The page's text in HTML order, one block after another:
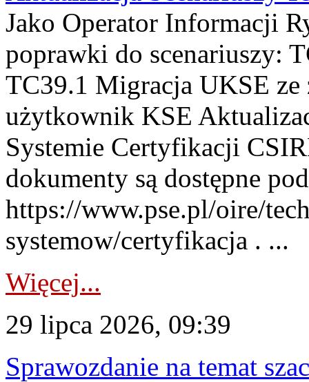
Jako Operator Informacji
poprawki do scenariuszy:
TC39.1 Migracja UKSE
użytkownik KSE
Systemie Certyfikacji
dokumenty są dostępne
https://www.pse.pl/oire/
systemow/certyfikacja . ...
Więcej...
29 lipca 2026, 09:39
Sprawozdanie na temat